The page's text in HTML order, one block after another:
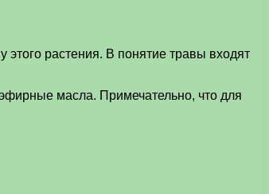
растения. В понятие травы входят
масла. Примечательно, что для